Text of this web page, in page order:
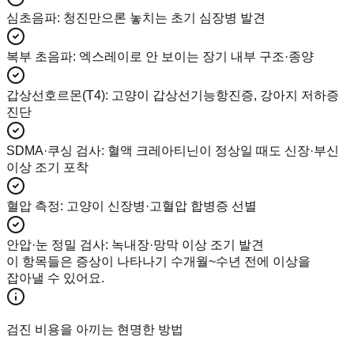
심초음파: 청진만으론 놓치는 초기 심장병 발견
복부 초음파: 엑스레이로 안 보이는 장기 내부 구조·종양
갑상선호르몬(T4): 고양이 갑상선기능항진증, 강아지 저하증
진단
SDMA·쿠싱 검사: 혈액 크레아티닌이 정상일 때도 신장·부신
이상 조기 포착
혈압 측정: 고양이 신장병·고혈압 합병증 선별
안압·눈 정밀 검사: 녹내장·망막 이상 조기 발견
이 항목들은 증상이 나타나기 수개월~수년 전에 이상을
잡아낼 수 있어요.
검진 비용을 아끼는 현명한 방법